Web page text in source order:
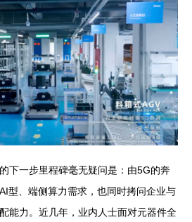
下一步里程碑毫无疑问是：由5G的奔
型、端侧算力需求，也同时拷问企业与
能力。近几年，业内人士面对元器件全